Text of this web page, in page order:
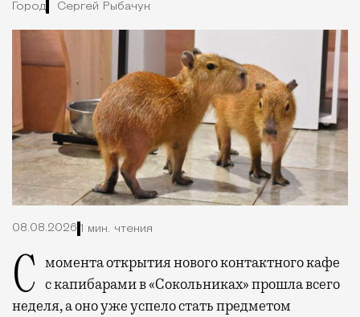
Город Сергей Рыбачук
08.08.2026 1 мин. чтения
С момента открытия нового контактного кафе с капибарами в «Сокольниках» прошла всего
неделя, а оно уже успело стать предметом